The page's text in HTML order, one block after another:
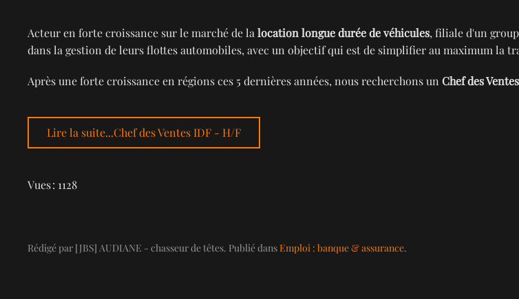
Acteur en forte croissance sur le marché de la location longue durée de véhicules, filiale d'un
dans la gestion de leurs flottes automobiles, avec un objectif qui est de simplifier au maximum la
Après une forte croissance en régions ces 5 dernières années, nous recherchons un Chef des
Lire la suite...Chef des Ventes IDF - H/F
Vues : 1128
Rédigé par [JBS] AUDIANE - chasseur de têtes. Publié dansEmploi : banque & assurance.